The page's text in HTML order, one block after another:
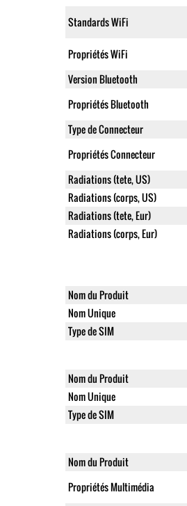
Standards WiFi
Propriétés WiFi
Version Bluetooth
Propriétés Bluetooth
Type de Connecteur
Propriétés Connecteur
Radiations (tete, US)
Radiations (corps, US)
Radiations (tete, Eur)
Radiations (corps, Eur)
Nom du Produit
Nom Unique
Type de SIM
Nom du Produit
Nom Unique
Type de SIM
Nom du Produit
Propriétés Multimédia